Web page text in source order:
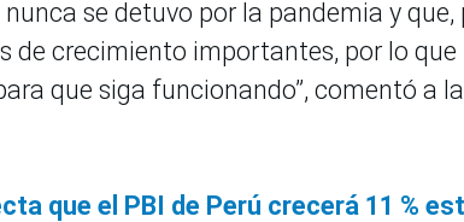
se detuvo por la pandemia y que,
de crecimiento importantes, por lo que
que siga funcionando”, comentó a la
que el PBI de Perú crecerá 11 %